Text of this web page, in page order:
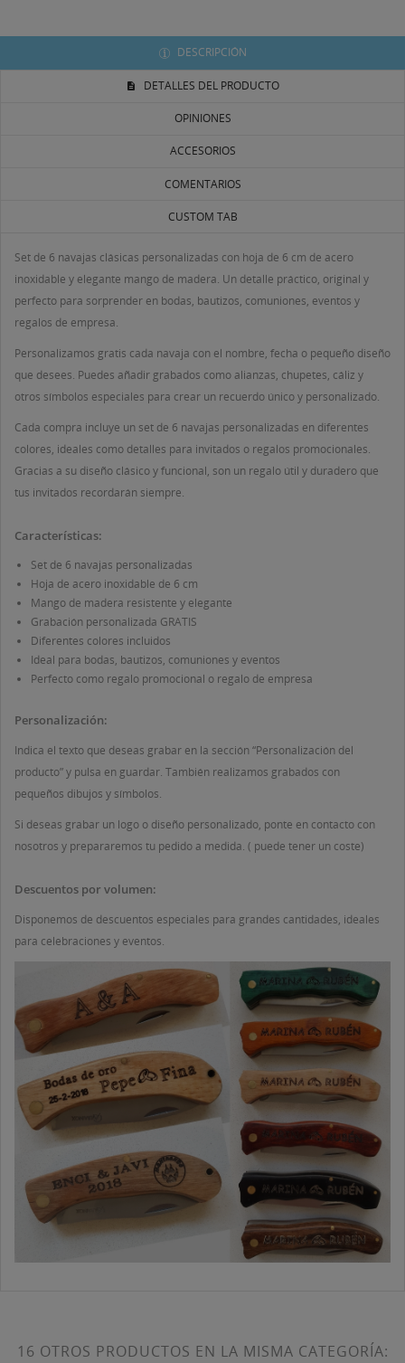
DESCRIPCIÓN
DETALLES DEL PRODUCTO
OPINIONES
ACCESORIOS
COMENTARIOS
CUSTOM TAB
Set de 6 navajas clásicas personalizadas con hoja de 6 cm de acero
inoxidable y elegante mango de madera. Un detalle práctico, original y
perfecto para sorprender en bodas, bautizos, comuniones, eventos y
regalos de empresa.
Personalizamos gratis cada navaja con el nombre, fecha o pequeño diseño
que desees. Puedes añadir grabados como alianzas, chupetes, cáliz y
otros símbolos especiales para crear un recuerdo único y personalizado.
Cada compra incluye un set de 6 navajas personalizadas en diferentes
colores, ideales como detalles para invitados o regalos promocionales.
Gracias a su diseño clásico y funcional, son un regalo útil y duradero que
tus invitados recordarán siempre.
Características:
Set de 6 navajas personalizadas
Hoja de acero inoxidable de 6 cm
Mango de madera resistente y elegante
Grabación personalizada GRATIS
Diferentes colores incluidos
Ideal para bodas, bautizos, comuniones y eventos
Perfecto como regalo promocional o regalo de empresa
Personalización:
Indica el texto que deseas grabar en la sección “Personalización del
producto” y pulsa en guardar. También realizamos grabados con
pequeños dibujos y símbolos.
Si deseas grabar un logo o diseño personalizado, ponte en contacto con
nosotros y prepararemos tu pedido a medida. ( puede tener un coste)
Descuentos por volumen:
Disponemos de descuentos especiales para grandes cantidades, ideales
para celebraciones y eventos.
16 OTROS PRODUCTOS EN LA MISMA CATEGORÍA:
MI LISTA DE DESEOS
add_circle_outlineCrear nueva lista
((TITLE))
((LABEL))
((CANCELTEXT)) ((CREATETEXT))
INICIAR SESIÓN
Debe iniciar sesión para guardar productos en su lista
((CANCELTEXT)) ((LOGINTEXT))